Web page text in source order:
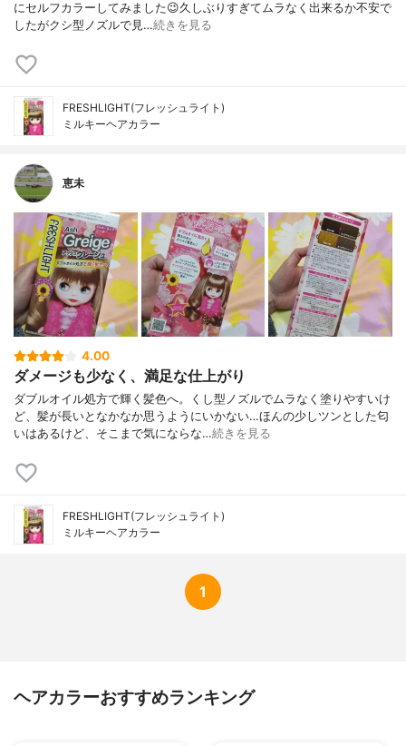
にセルフカラーしてみました😉⁡久しぶりすぎてムラなく出来るか不安で
したがクシ型ノズルで見…続きを見る
FRESHLIGHT(フレッシュライト)
ミルキーヘアカラー
恵未
4.00
ダメージも少なく、満足な仕上がり
ダブルオイル処方で輝く髪色へ。くし型ノズルでムラなく塗りやすいけ
ど、髪が長いとなかなか思うようにいかない…ほんの少しツンとした匂
いはあるけど、そこまで気にならな…続きを見る
FRESHLIGHT(フレッシュライト)
ミルキーヘアカラー
1
ヘアカラーおすすめランキング